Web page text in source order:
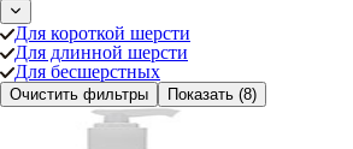
Для короткой шерсти
Для длинной шерсти
Для бесшерстных
Очистить фильтры Показать (8)